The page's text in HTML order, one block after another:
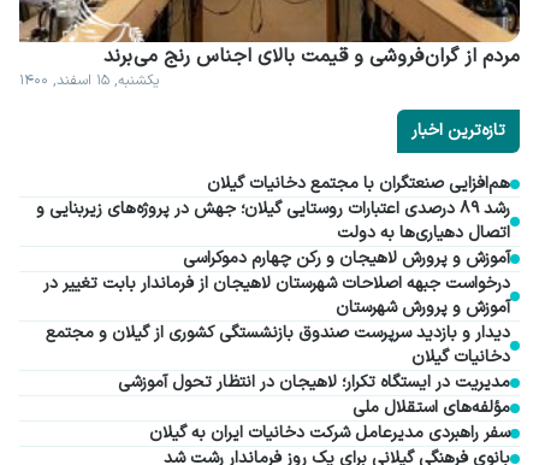
مردم از گران فروشی و قیمت بالای اجناس رنج می برند
یکشنبه, ۱۵ اسفند, ۱۴۰۰
تازه‌ترین اخبار
هم‌افزایی صنعتگران با مجتمع دخانیات گیلان
رشد ۸۹ درصدی اعتبارات روستایی گیلان؛ جهش در پروژه‌های زیربنایی و
اتصال دهیاری‌ها به دولت
آموزش و پرورش لاهیجان و رکن چهارم دموکراسی
درخواست جبهه اصلاحات شهرستان لاهیجان از فرماندار بابت تغییر در
آموزش و پرورش شهرستان
دیدار و بازدید سرپرست صندوق بازنشستگی کشوری از گیلان و مجتمع
دخانیات گیلان
مدیریت در ایستگاه تکرار؛ لاهیجان در انتظار تحول آموزشی
مؤلفه‌های استقلال ملی
سفر راهبردی مدیرعامل شرکت دخانیات ایران به گیلان
بانوی فرهنگی گیلانی برای یک روز فرماندار رشت شد